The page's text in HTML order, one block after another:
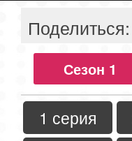
Поделиться:
Сезон 1
1 серия